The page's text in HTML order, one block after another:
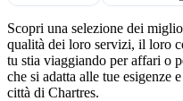
Scopri una selezione dei
qualità dei loro servizi, il loro
tu stia viaggiando per affari o
che si adatta alle tue esigenze
città di Chartres.